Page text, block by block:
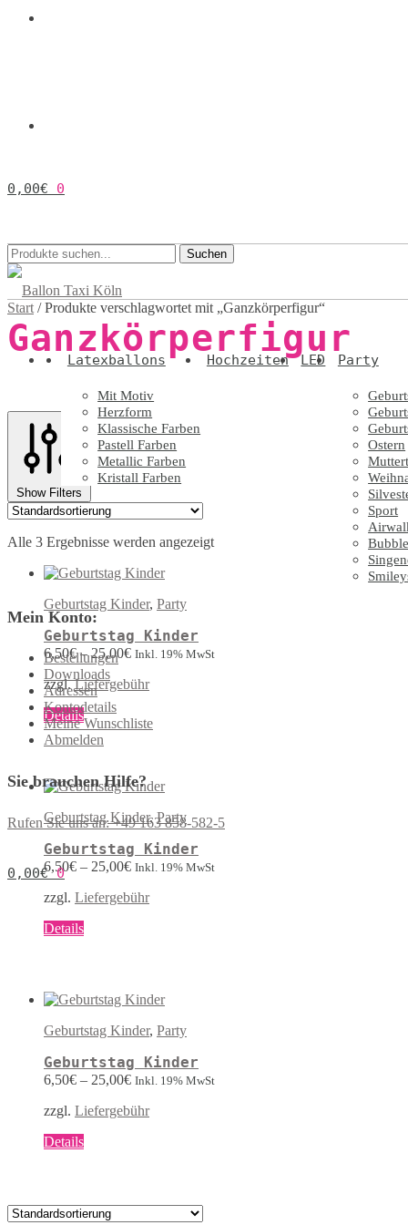
0,00€ 0
Suchen
nach:
Suchen
Latexballons
Mit Motiv
Herzform
Klassische Farben
Pastell Farben
Metallic Farben
Kristall Farben
Hochzeiten LED Party
Ostern
Sport
Mein Konto:
Bestellungen
Downloads
Adressen
Kontodetails
Meine Wunschliste
Abmelden
Sie brauchen Hilfe?
Rufen Sie uns an: +49 163 858-582-5
0,00€ 0
Start /Produkte verschlagwortet mit „Ganzkörperfigur“
Ganzkörperfigur
Show Filters
Alle 3 Ergebnisse werden angezeigt
Geburtstag Kinder, Party
Geburtstag Kinder
6,50€–25,00€ Inkl. 19% MwSt
zzgl.Liefergebühr
DetailsDieses
Produkt
weist
Varianten
auf.
Die
Optionen
können
auf
Produktseite
werden
Geburtstag Kinder,Party
Geburtstag Kinder
6,50€ – 25,00€ Inkl. 19% MwSt
zzgl. Liefergebühr
DetailsDieses
Varianten
auf.
Die
Optionen
können
auf
Produktseite
werden
Geburtstag Kinder, Party
Geburtstag Kinder
6,50€ – 25,00€ Inkl. 19% MwSt
zzgl. Liefergebühr
DetailsDieses
Varianten